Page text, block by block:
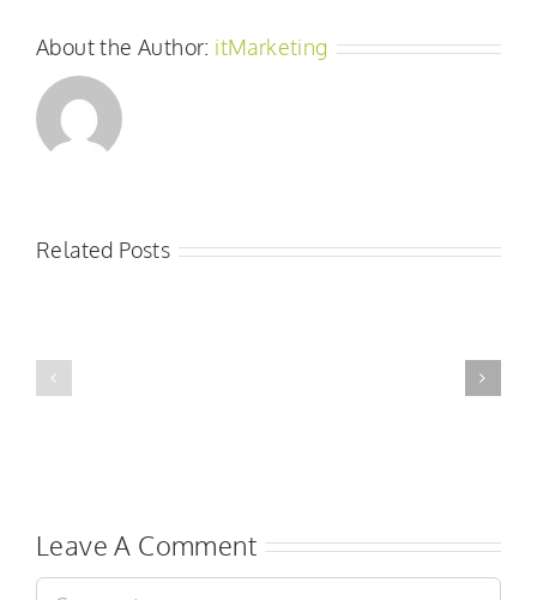
About the Author: itMarketing
Related Posts
Winbeast:
winbeast
Leave A Comment
Comment